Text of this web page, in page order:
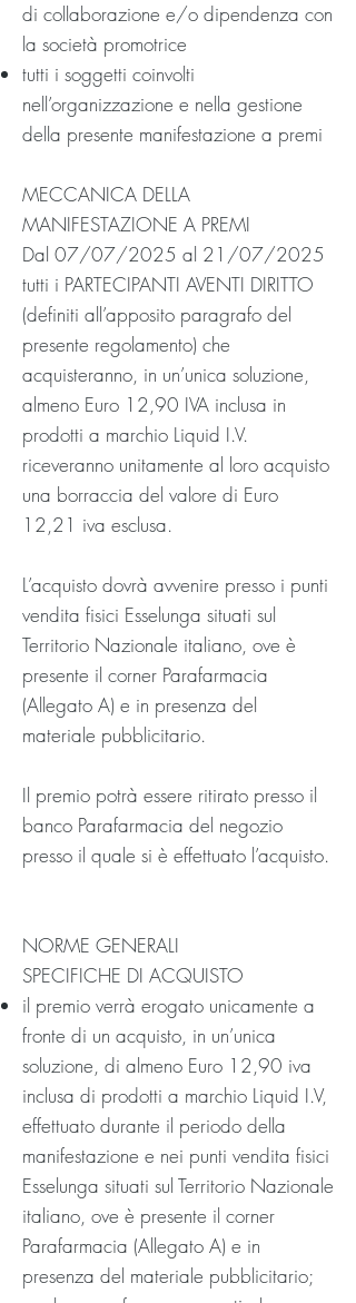
di collaborazione e/o dipendenza con
la società promotrice
tutti i soggetti coinvolti
nell’organizzazione e nella gestione
della presente manifestazione a premi
MECCANICA DELLA
MANIFESTAZIONE A PREMI
Dal 07/07/2025 al 21/07/2025
tutti i PARTECIPANTI AVENTI DIRITTO
(definiti all’apposito paragrafo del
presente regolamento) che
acquisteranno, in un’unica soluzione,
almeno Euro 12,90 IVA inclusa in
prodotti a marchio Liquid I.V.
riceveranno unitamente al loro acquisto
una borraccia del valore di Euro
12,21 iva esclusa.
L’acquisto dovrà avvenire presso i punti
vendita fisici Esselunga situati sul
Territorio Nazionale italiano, ove è
presente il corner Parafarmacia
(Allegato A) e in presenza del
materiale pubblicitario.
Il premio potrà essere ritirato presso il
banco Parafarmacia del negozio
presso il quale si è effettuato l’acquisto.
NORME GENERALI
SPECIFICHE DI ACQUISTO
il premio verrà erogato unicamente a
fronte di un acquisto, in un’unica
soluzione, di almeno Euro 12,90 iva
inclusa di prodotti a marchio Liquid I.V,
effettuato durante il periodo della
manifestazione e nei punti vendita fisici
Esselunga situati sul Territorio Nazionale
italiano, ove è presente il corner
Parafarmacia (Allegato A) e in
presenza del materiale pubblicitario;